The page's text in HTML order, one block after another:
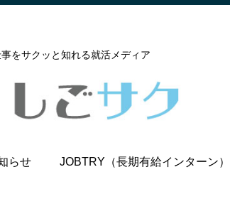
をサクッと知れる就活メディア
らせ JOBTRY（長期有給インターン）